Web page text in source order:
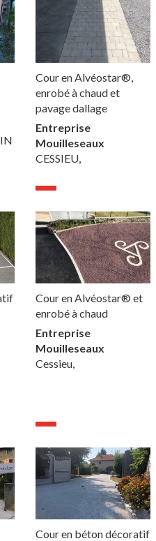
Cour en Alvéostar®,
enrobé à chaud et
pavage dallage
Entreprise
Mouilleseaux
CESSIEU,
Cour en Alvéostar® et
enrobé à chaud
Entreprise
Mouilleseaux
Cessieu,
Cour en béton décoratif